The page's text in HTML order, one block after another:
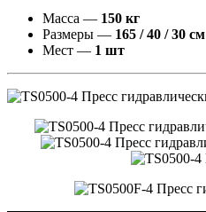
Масса — 150 кг
Размеры — 165 / 40 / 30 см
Мест — 1 шт